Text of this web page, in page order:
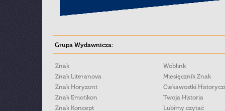
Grupa Wydawnicza:
Znak
Znak Literanova
Znak Horyzont
Znak Emotikon
Znak Koncept
Woblink
Miesięcznik Znak
Ciekawostki
Twoja Historia
Lubimy czytać